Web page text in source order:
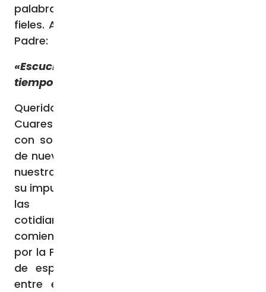
palabra hirientes y la unión entre los
fieles. A continuación, el mensaje del Santo
Padre:
«Escuchar y ayunar. La Cuaresma como
tiempo de conversión»
Queridos hermanos y hermanas: La
Cuaresma es el tiempo en el que la Iglesia,
con solicitud maternal, nos invita a poner
de nuevo el misterio de Dios en el centro de
nuestra vida, para que nuestra fe recobre
su impulso y el corazón no se disperse entre
las inquietudes y distracciones
cotidianas. Todo camino de conversión
comienza cuando nos dejamos alcanzar
por la Palabra y la acogemos con docilidad
de espíritu. Existe, por tanto, un vínculo
entre el don de la Palabra de Dios, el